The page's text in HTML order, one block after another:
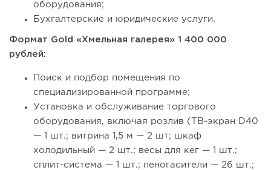
оборудования;
Бухгалтерские и юридические услуги.
Формат Gold «Хмельная галерея» 1 400 000
рублей:
Поиск и подбор помещения по
специализированной программе;
Установка и обслуживание торгового
оборудования, включая розлив (ТВ-экран D40
— 1 шт.; витрина 1,5 м — 2 шт; шкаф
холодильный — 2 шт.; весы для кег — 1 шт.;
сплит-система — 1 шт.; пеногасители — 26 шт.;